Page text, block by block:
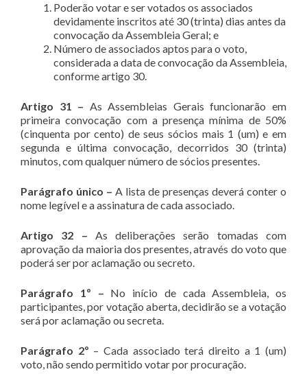
Poderão votar e ser votados os associados
devidamente inscritos até 30 (trinta) dias antes da
convocação da Assembleia Geral; e
Número de associados aptos para o voto,
considerada a data de convocação da Assembleia,
conforme artigo 30.
Artigo 31 – As Assembleias Gerais funcionarão em
primeira convocação com a presença mínima de 50%
(cinquenta por cento) de seus sócios mais 1 (um) e em
segunda e última convocação, decorridos 30 (trinta)
minutos, com qualquer número de sócios presentes.
Parágrafo único – A lista de presenças deverá conter o
nome legível e a assinatura de cada associado.
Artigo 32 – As deliberações serão tomadas com
aprovação da maioria dos presentes, através do voto que
poderá ser por aclamação ou secreto.
Parágrafo 1º – No início de cada Assembleia, os
participantes, por votação aberta, decidirão se a votação
será por aclamação ou secreta.
Parágrafo 2º – Cada associado terá direito a 1 (um)
voto, não sendo permitido votar por procuração.